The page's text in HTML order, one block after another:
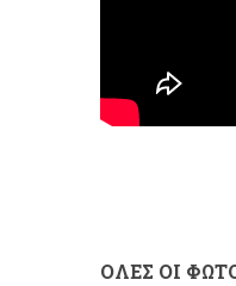
ΟΛΕΣ ΟΙ